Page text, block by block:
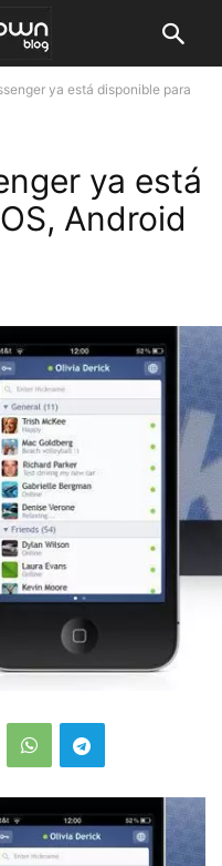
ya está disponible para
ya está
Android